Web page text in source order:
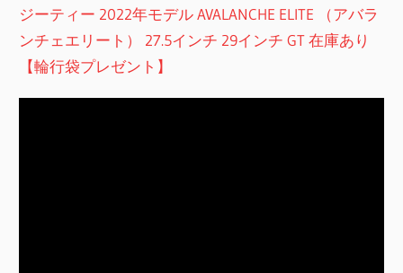
ジーティー 2022年モデル AVALANCHE ELITE （アバラ
ンチェエリート） 27.5インチ 29インチ GT 在庫あり
【輪行袋プレゼント】